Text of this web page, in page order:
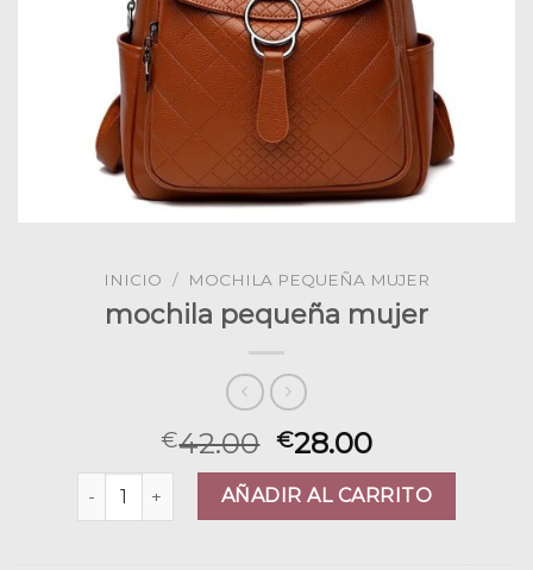
INICIO / MOCHILA PEQUEÑA MUJER
mochila pequeña mujer
€42.00 €28.00
mochila pequeña mujer cantidad
AÑADIR AL CARRITO